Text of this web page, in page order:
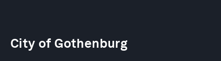
City of Gothenburg